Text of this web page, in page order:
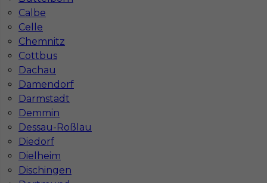
Calbe
Celle
Chemnitz
Cottbus
Dachau
Damendorf
Darmstadt
Demmin
Dessau-Roßlau
Diedorf
Dielheim
Dischingen
Mapa kategorii
Informacje w sprawie pracy
Telefon:793-577-977
Dane firmy
In-Serv Team Sp. z o.o.
ul. Bóżnicza 15/6
61-751 Poznań, Polen